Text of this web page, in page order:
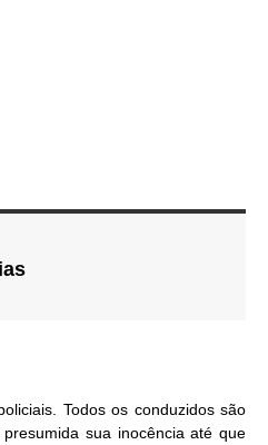
Todos os conduzidos são
sua inocência até que